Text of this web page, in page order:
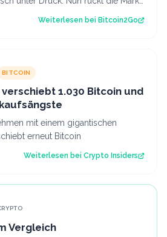
Weiterlesen bei Bitcoin2Go
BITCOIN
1.030 Bitcoin und
mit einem gigantischen
erneut Bitcoin
Weiterlesen bei Crypto Insiders
Vergleich